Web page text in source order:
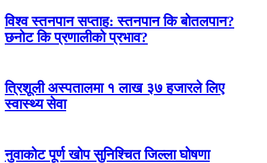
विश्व स्तनपान सप्ताह: स्तनपान कि बोतलपान?
छनोट कि प्रणालीको प्रभाव?
त्रिशूली अस्पतालमा १ लाख ३७ हजारले लिए
स्वास्थ्य सेवा
नुवाकोट पूर्ण खोप सुनिश्चित जिल्ला घोषणा